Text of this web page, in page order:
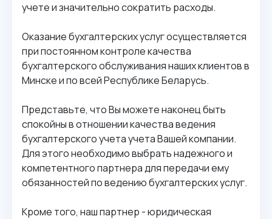
учете и значительно сократить расходы.
Оказание бухгалтерских услуг осуществляется
при постоянном контроле качества
бухгалтерского обслуживания наших клиентов в
Минске и по всей Республике Беларусь.
Представьте, что Вы можете наконец быть
спокойны в отношении качества ведения
бухгалтерского учета учета Вашей компании.
Для этого необходимо выбрать надежного и
компетентного партнера для передачи ему
обязанностей по ведению бухгалтерских услуг.
Кроме того, наш партнер - юридическая